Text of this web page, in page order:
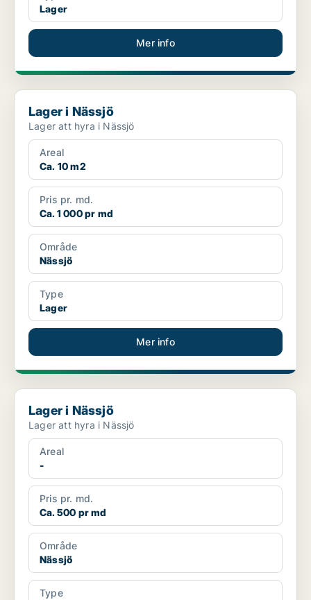
Lager
Mer info
Lager i Nässjö
Lager i Nässjö
Lager att hyra i Nässjö
Areal
Ca. 10 m2
Pris pr. md.
Ca. 1 000 pr md
Område
Nässjö
Type
Lager
Mer info
Lager i Nässjö
Lager i Nässjö
Lager att hyra i Nässjö
Areal
-
Pris pr. md.
Ca. 500 pr md
Område
Nässjö
Type